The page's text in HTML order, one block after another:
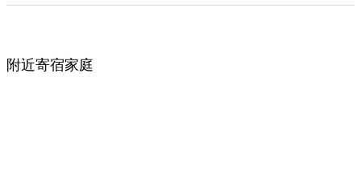
附近寄宿家庭